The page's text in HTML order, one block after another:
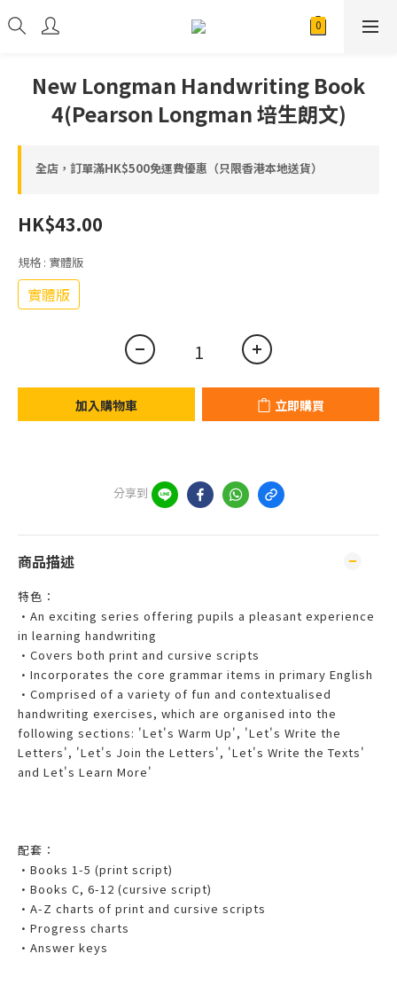
New Longman Handwriting Book
4(Pearson Longman 培生朗文)
全店，訂單滿HK$500免運費優惠（只限香港本地送貨）
HK$43.00
規格 : 實體版
實體版
加入購物車 立即購買
分享到
商品描述
特色：
•An exciting series offering pupils a pleasant experience
in learning handwriting
•Covers both print and cursive scripts
•Incorporates the core grammar items in primary English
•Comprised of a variety of fun and contextualised
handwriting exercises, which are organised into the
following sections: 'Let's Warm Up', 'Let's Write the
Letters', 'Let's Join the Letters', 'Let's Write the Texts'
and Let's Learn More'
配套：
•Books 1-5 (print script)
•Books C, 6-12 (cursive script)
•A-Z charts of print and cursive scripts
•Progress charts
•Answer keys